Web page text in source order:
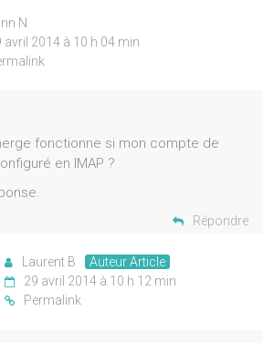
N
avril 2014 à 10 h 04 min
fonctionne si mon compte de
en IMAP ?
Répondre
Laurent B
Auteur Article
29 avril 2014 à 10 h 12 min
Permalink